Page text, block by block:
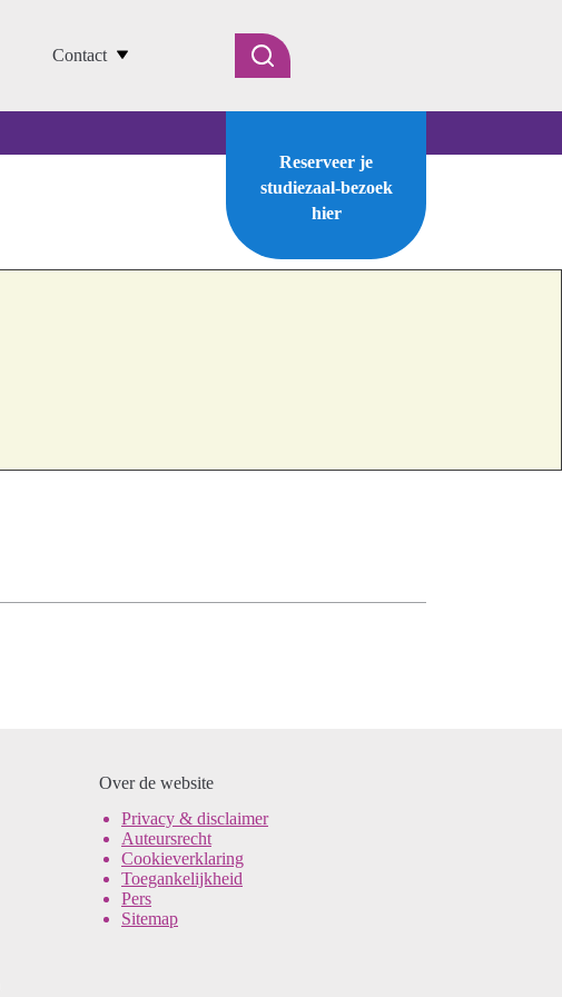
Contact
Reserveer je
studiezaal-bezoek
hier
Over de website
Privacy & disclaimer
Auteursrecht
Cookieverklaring
Toegankelijkheid
Pers
Sitemap